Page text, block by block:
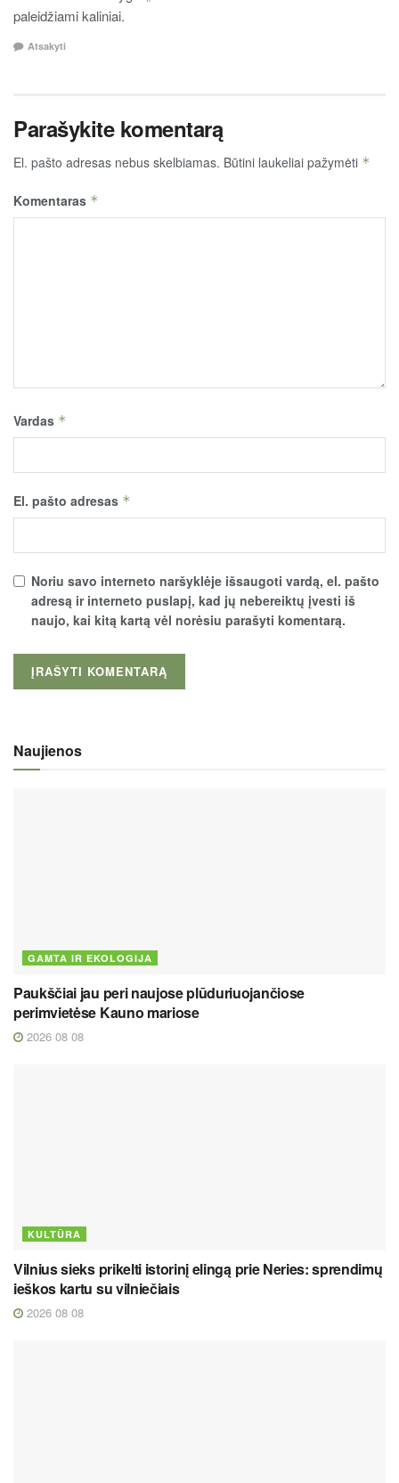
paleidžiami kaliniai.
Atsakyti
Parašykite komentarą
El. pašto adresas nebus skelbiamas. Būtini laukeliai pažymėti *
Komentaras *
Vardas *
El. pašto adresas *
Noriu savo interneto naršyklėje išsaugoti vardą, el. pašto
adresą ir interneto puslapį, kad jų nebereiktų įvesti iš
naujo, kai kitą kartą vėl norėsiu parašyti komentarą.
Naujienos
GAMTA IR EKOLOGIJA
Paukščiai jau peri naujose plūduriuojančiose
perimvietėse Kauno mariose
2026 08 08
KULTŪRA
Vilnius sieks prikelti istorinį elingą prie Neries: sprendimų
ieškos kartu su vilniečiais
2026 08 08